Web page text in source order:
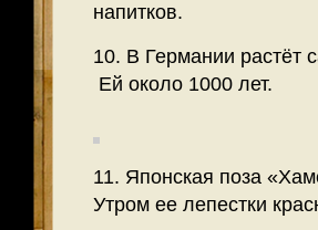
напитков.
10. В Германии растёт
Ей около 1000 лет.
11. Японская поза
Утром ее лепестки